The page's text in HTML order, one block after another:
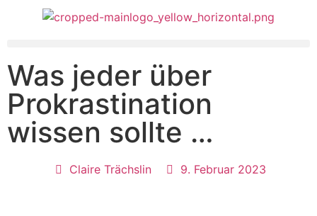
Was jeder über
Prokrastination
wissen sollte …
Claire Trächslin 9. Februar 2023